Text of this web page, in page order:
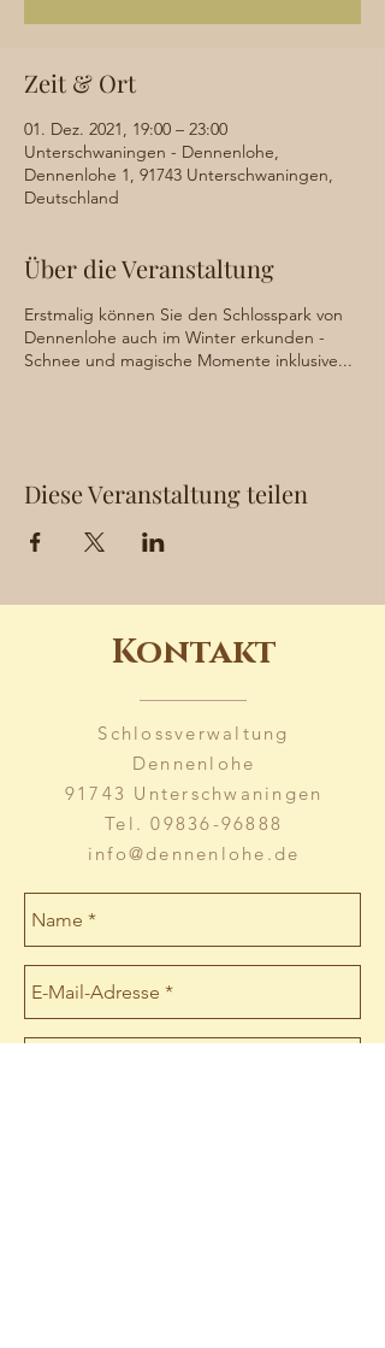
Zeit & Ort
01. Dez. 2021, 19:00 – 23:00
Unterschwaningen - Dennenlohe,
Dennenlohe 1, 91743 Unterschwaningen,
Deutschland
Über die Veranstaltung
Erstmalig können Sie den Schlosspark von
Dennenlohe auch im Winter erkunden -
Schnee und magische Momente inklusive...
Diese Veranstaltung teilen
Kontakt
Schlossverwaltung
Dennenlohe
91743 Unterschwaningen
Tel.09836-96888
info@dennenlohe.de